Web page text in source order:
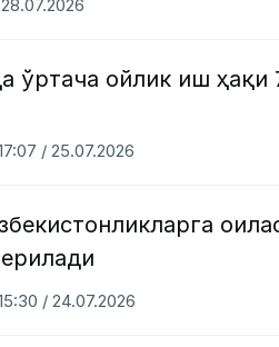
ўртача ойлик иш
/ 25.07.2026
/ 24.07.2026